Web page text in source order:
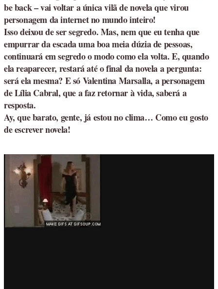
be back – vai voltar a única vilã de novela que virou
personagem da internet no mundo inteiro!
Isso deixou de ser segredo. Mas, nem que eu tenha que
empurrar da escada uma boa meia dúzia de pessoas,
continuará em segredo o modo como ela volta. E, quando
ela reaparecer, restará até o final da novela a pergunta:
será ela mesma? E só Valentina Marsalla, a personagem
de Lília Cabral, que a faz retornar à vida, saberá a
resposta.
Ay, que barato, gente, já estou no clima… Como eu gosto
de escrever novela!